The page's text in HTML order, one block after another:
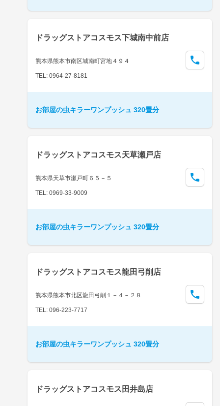
ドラッグストアコスモス下城南中前店
熊本県熊本市南区城南町宮地４９４
TEL: 0964-27-8181
お部屋の虫キラーワンプッシュ 320畳分
ドラッグストアコスモス天草瀬戸店
熊本県天草市瀬戸町６５－５
TEL: 0969-33-9009
お部屋の虫キラーワンプッシュ 320畳分
ドラッグストアコスモス龍田弓削店
熊本県熊本市北区龍田弓削１－４－２８
TEL: 096-223-7717
お部屋の虫キラーワンプッシュ 320畳分
ドラッグストアコスモス田井島店